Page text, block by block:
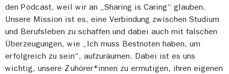
den Podcast, weil wir an „Sharing is Caring“ glauben.
Unsere Mission ist es, eine Verbindung zwischen Studium
und Berufsleben zu schaffen und dabei auch mit falschen
Überzeugungen, wie „Ich muss Bestnoten haben, um
erfolgreich zu sein“, aufzuräumen. Dabei ist es uns
wichtig, unsere Zuhörer*innen zu ermutigen, ihren eigenen